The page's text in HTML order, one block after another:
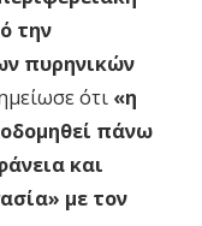
την
πυρηνικών
ότι «η
πάνω
και
με τον